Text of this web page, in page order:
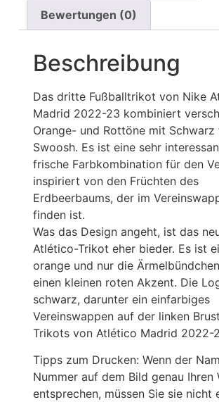
Bewertungen (0)
Beschreibung
Das dritte Fußballtrikot von Nike
Madrid 2022-23 kombiniert
Orange- und Rottöne mit Schwarz
Swoosh. Es ist eine sehr
frische Farbkombination für den
inspiriert von den Früchten des
Erdbeerbaums, der im
finden ist.
Was das Design angeht, ist das
Atlético-Trikot eher bieder. Es ist
orange und nur die
einen kleinen roten Akzent. Die
schwarz, darunter ein einfarbiges
Vereinswappen auf der linken
Trikots von Atlético Madrid 2022-
Tipps zum Drucken: Wenn der
Nummer auf dem Bild genau Ihren
entsprechen, müssen Sie sie nicht